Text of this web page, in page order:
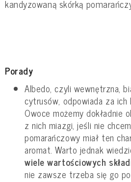
kandyzowaną skórką
Porady
Albedo, czyli wewnętrzna,
cytrusów, odpowiada za
Owoce możemy dokładnie
z nich miazgi, jeśli nie
pomarańczowy miał ten
aromat. Warto jednak
wiele wartościowych
nie zawsze trzeba się go